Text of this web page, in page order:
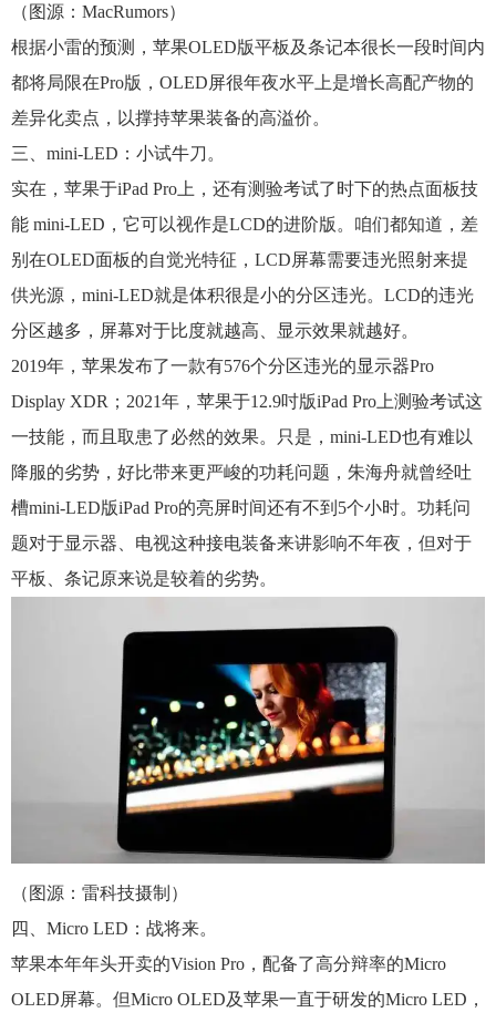
（图源：MacRumors）
根据小雷的预测，苹果OLED版平板及条记本很长一段时间内
都将局限在Pro版，OLED屏很年夜水平上是增长高配产物的
差异化卖点，以撑持苹果装备的高溢价。
三、mini‑LED：小试牛刀。
实在，苹果于iPad Pro上，还有测验考试了时下的热点面板技
能 mini-LED，它可以视作是LCD的进阶版。咱们都知道，差
别在OLED面板的自觉光特征，LCD屏幕需要违光照射来提
供光源，mini-LED就是体积很是小的分区违光。LCD的违光
分区越多，屏幕对于比度就越高、显示效果就越好。
2019年，苹果发布了一款有576个分区违光的显示器Pro
Display XDR；2021年，苹果于12.9吋版iPad Pro上测验考试这
一技能，而且取患了必然的效果。只是，mini-LED也有难以
降服的劣势，好比带来更严峻的功耗问题，朱海舟就曾经吐
槽mini-LED版iPad Pro的亮屏时间还有不到5个小时。功耗问
题对于显示器、电视这种接电装备来讲影响不年夜，但对于
平板、条记原来说是较着的劣势。
（图源：雷科技摄制）
四、Micro LED：战将来。
苹果本年年头开卖的Vision Pro，配备了高分辩率的Micro
OLED屏幕。但Micro OLED及苹果一直于研发的Micro LED，